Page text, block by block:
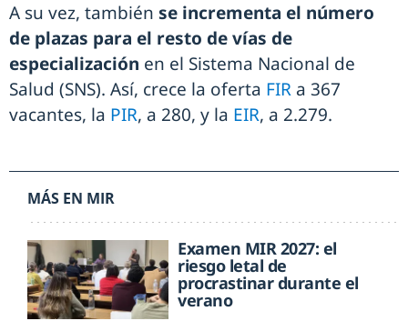
A su vez, también se incrementa el número
de plazas para el resto de vías de
especialización en el Sistema Nacional de
Salud (SNS). Así, crece la oferta FIR a 367
vacantes, la PIR, a 280, y la EIR, a 2.279.
MÁS EN MIR
Examen MIR 2027: el
riesgo letal de
procrastinar durante el
verano